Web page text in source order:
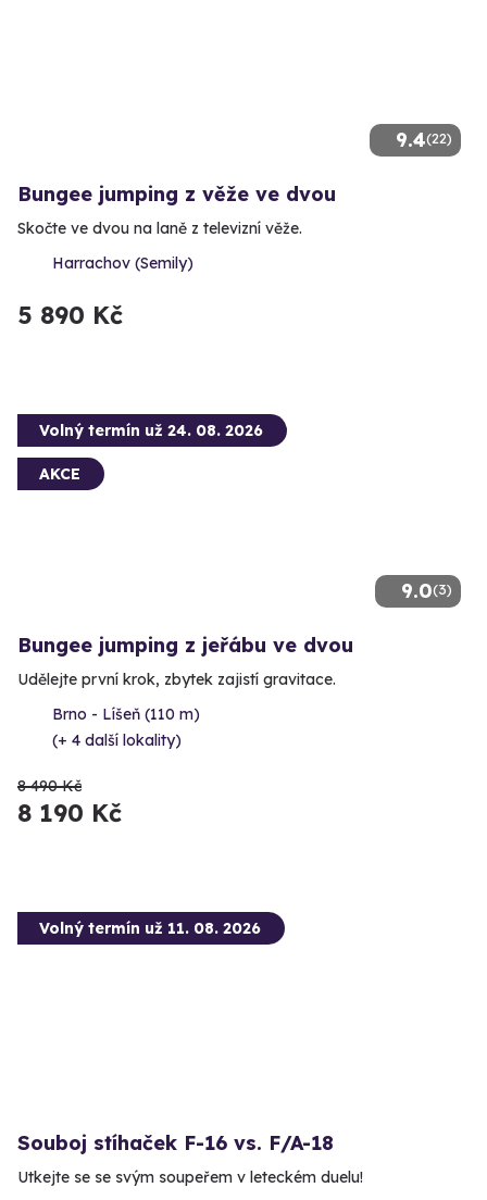
9.4(22)
Bungee jumping z věže ve dvou
Skočte ve dvou na laně z televizní věže.
Harrachov (Semily)
5 890 Kč
9.0(3)
Volný termín už 24. 08. 2026
AKCE
Bungee jumping z jeřábu ve dvou
Udělejte první krok, zbytek zajistí gravitace.
Brno - Líšeň (110 m)
(+ 4 další lokality)
8 490 Kč
8 190 Kč
Volný termín už 11. 08. 2026
Souboj stíhaček F-16 vs. F/A-18
Utkejte se se svým soupeřem v leteckém duelu!